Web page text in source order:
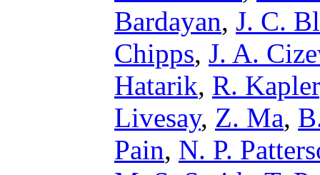
Bardayan, J. C.
Chipps, J. A.
Hatarik, R. Kapler
Livesay, Z. Ma,
Pain, N. P.